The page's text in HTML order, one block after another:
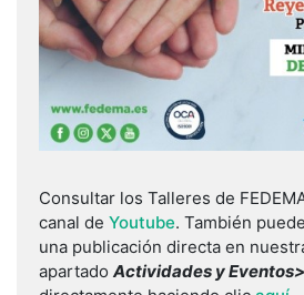
Consultar los Talleres de
canal de Youtube. También
una publicación directa en
apartado Actividades y